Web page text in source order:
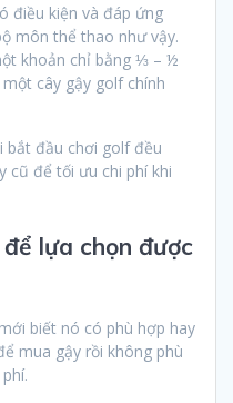
điều kiện và đáp ứng
môn thể thao như vậy.
khoản chỉ bằng ⅓ – ½
cây gậy golf chính
bắt đầu chơi golf đều
cũ để tối ưu chi phí khi
lựa chọn được
biết nó có phù hợp hay
mua gậy rồi không phù